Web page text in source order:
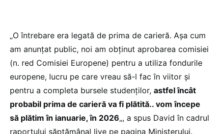
„O întrebare era legată de prima de carieră. Așa cum
am anunțat public, noi am obținut aprobarea comisiei
(n. red Comisiei Europene) pentru a utiliza fondurile
europene, lucru pe care vreau să-l fac în viitor și
pentru a completa bursele studenților, astfel încât
probabil prima de carieră va fi plătită.. vom începe
să plătim în ianuarie, în 2026„, a spus David în cadrul
raportului săptămânal live pe pagina Ministerului.